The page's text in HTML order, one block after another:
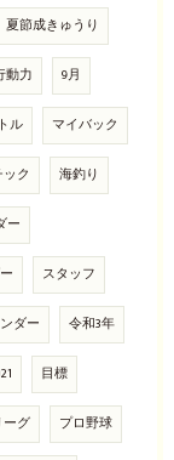
夏節成きゅうり
動力 9月
ル マイバック
ク 海釣り
ー
スタッフ
ダー 令和3年
目標
ーグ プロ野球